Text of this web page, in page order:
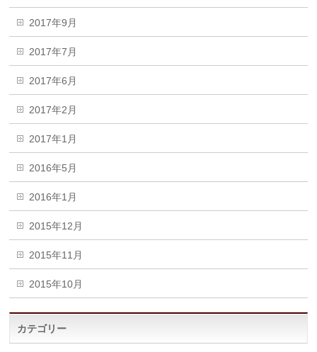
2017年9月
2017年7月
2017年6月
2017年2月
2017年1月
2016年5月
2016年1月
2015年12月
2015年11月
2015年10月
カテゴリー